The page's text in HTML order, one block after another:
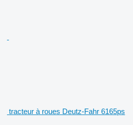
tracteur à roues Deutz-Fahr 6165ps